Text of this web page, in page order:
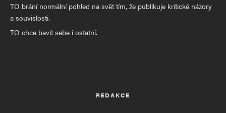
TO brání normální pohled na svět tím, že publikuje kritické názory
a souvislosti.
TO chce bavit sebe i ostatní.
REDAKCE